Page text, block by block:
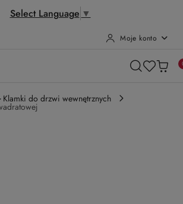
Select Language ▼
głównej
konto
głównego
produktu Moje konto
do drzwi wewnętrznych